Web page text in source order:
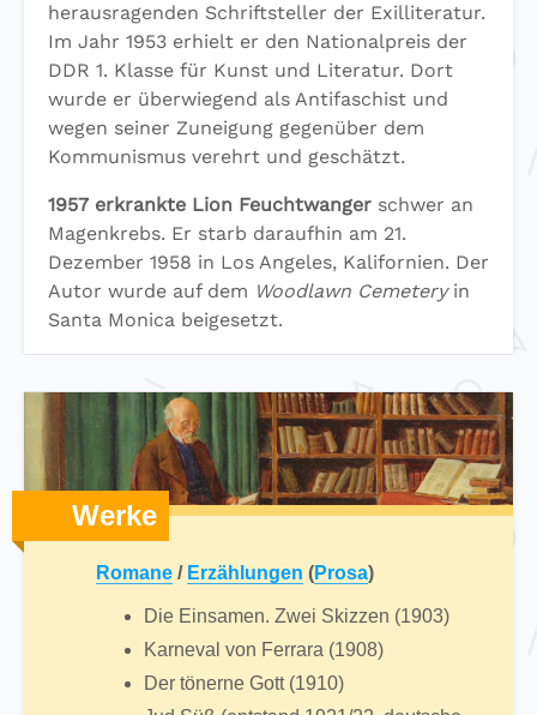
herausragenden Schriftsteller der Exilliteratur.
Im Jahr 1953 erhielt er den Nationalpreis der
DDR 1. Klasse für Kunst und Literatur. Dort
wurde er überwiegend als Antifaschist und
wegen seiner Zuneigung gegenüber dem
Kommunismus verehrt und geschätzt.
1957 erkrankte Lion Feuchtwanger schwer an
Magenkrebs. Er starb daraufhin am 21.
Dezember 1958 in Los Angeles, Kalifornien. Der
Autor wurde auf dem Woodlawn Cemeteryin
Santa Monica beigesetzt.
Werke
Romane / Erzählungen (Prosa)
Die Einsamen. Zwei Skizzen (1903)
Karneval von Ferrara (1908)
Der tönerne Gott (1910)